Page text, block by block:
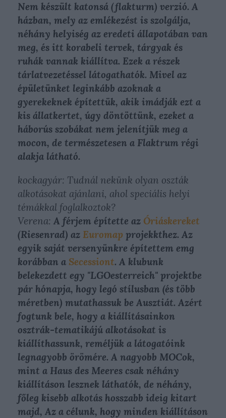
Nem készült katonsá (flakturm) verzió. A
házban, mely az emlékezést is szolgálja,
néhány helyiség az eredeti állapotában van
meg, és itt korabeli tervek, tárgyak és
ruhák vannak kiállítva. Ezek a részek
tárlatvezetéssel látogathatók. Mivel az
épületünket leginkább azoknak a
gyerekeknek építettük, akik imádják ezt a
kis állatkertet, úgy döntöttünk, ezeket a
háborús szobákat nem jelenítjük meg a
mocon, de természetesen a Flaktrum régi
alakja látható.
kockagyár: Tudnál nekünk olyan oszták
alkotásokat ajánlani, ahol speciális helyi
témákkal foglalkoztok?
Verena: A férjem építette az Óriáskereket
(Riesenrad) az Euromap projekkthez. Az
egyik saját versenyünkre építettem emg
korábban a Secessiont. A klubunk
belekezdett egy "LGOesterreich" projektbe
pár hónapja, hogy legó stílusban (és több
méretben) mutathassuk be Ausztiát. Azért
fogtunk bele, hogy a kiállításainkon
osztrák-tematikájú alkotásokat is
kiállíthassunk, reméljük a látogatóink
legnagyobb örömére. A nagyobb MOCok,
mint a Haus des Meeres csak néhány
kiállításon lesznek láthatók, de néhány,
főleg kisebb alkotás hosszabb ideig kitart
majd, Az a célunk, hogy minden kiállításon